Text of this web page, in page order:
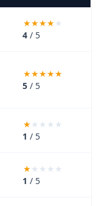
4 / 5
5 / 5
1 / 5
1 / 5